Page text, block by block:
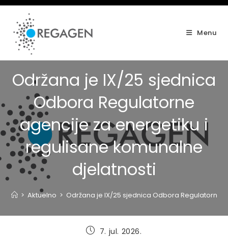
Skip
content
Menu
Održana je IX/25 sjednica
Odbora Regulatorne
agencije za energetiku i
regulisane komunalne
djelatnosti
> Aktuelno > Održana je IX/25 sjednica Odbora
Post7. jul. 2026.